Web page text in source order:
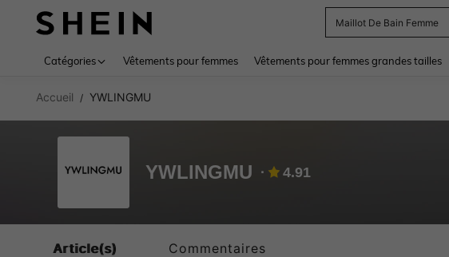
Maillot De Bain Femme
Catégories Vêtements pour femmes Vêtements pour femmes grandes tailles
Accueil / YWLINGMU
YWLINGMU 4.91
Article(s) Commentaires